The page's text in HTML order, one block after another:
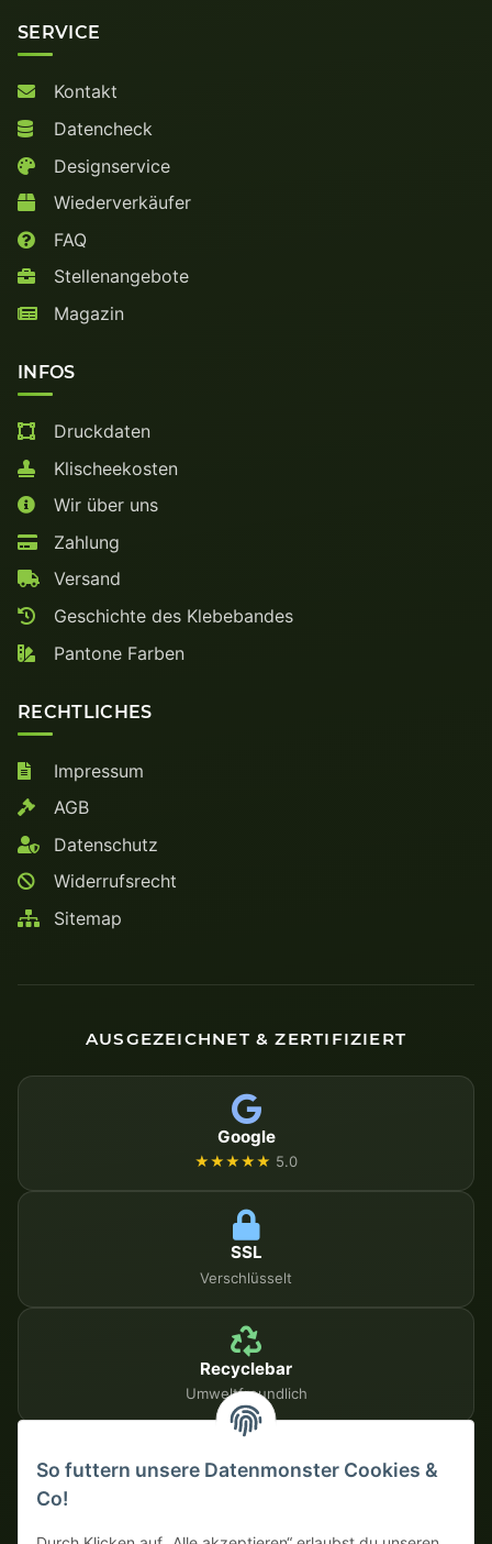
SERVICE
Kontakt
Datencheck
Designservice
Wiederverkäufer
FAQ
Stellenangebote
Magazin
INFOS
Druckdaten
Klischeekosten
Wir über uns
Zahlung
Versand
Geschichte des Klebebandes
Pantone Farben
RECHTLICHES
Impressum
AGB
Datenschutz
Widerrufsrecht
Sitemap
AUSGEZEICHNET & ZERTIFIZIERT
Google
★★★★★ 5.0
SSL
Verschlüsselt
Recyclebar
Umweltfreundlich
SICHERE ZAHLUNGSMETHODEN
So futtern unsere Datenmonster Cookies &
Co!